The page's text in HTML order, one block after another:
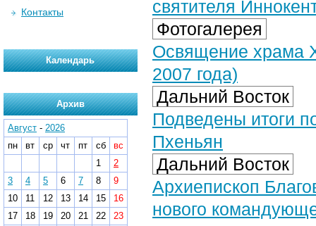
святителя
Фотогалерея
Освящение храма
2007 года)
Дальний Восток
Подведены итоги
Пхеньян
Дальний Восток
Архиепископ
нового
Контакты
Календарь
Архив
Август - 2026
пн
вт ср чт пт сб
вс
1
2
3
4 5 6 7 8
9
10
11 12 13 14 15
16
17
18 19 20 21 22
23